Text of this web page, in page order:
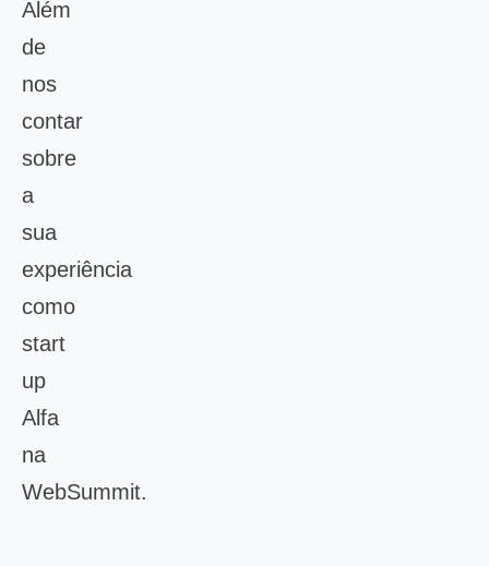
Além
de
nos
contar
sobre
a
sua
experiência
como
start
up
Alfa
na
WebSummit.